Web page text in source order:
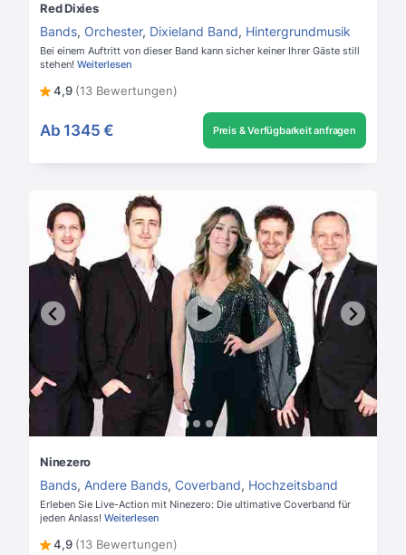
Red Dixies
Bands, Orchester, Dixieland Band, Hintergrundmusik
Bei einem Auftritt von dieser Band kann sicher keiner Ihrer Gäste still
stehen! Weiterlesen
4,9 (13 Bewertungen)
Ab 1345 € Preis & Verfügbarkeit anfragen
Ninezero
Bands, Andere Bands, Coverband, Hochzeitsband
Erleben Sie Live-Action mit Ninezero: Die ultimative Coverband für
jeden Anlass! Weiterlesen
4,9 (13 Bewertungen)